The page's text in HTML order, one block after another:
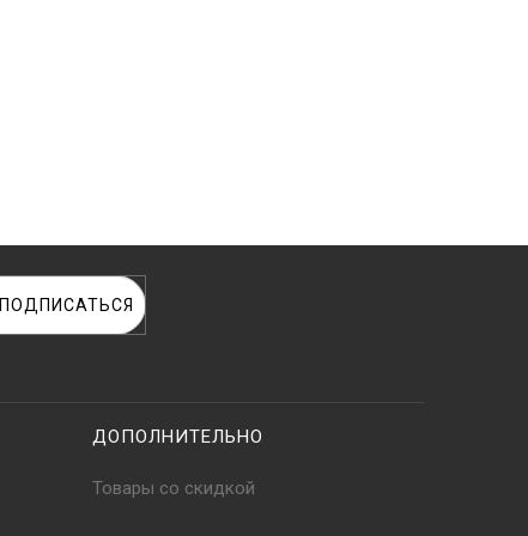
ПОДПИСАТЬСЯ
ДОПОЛНИТЕЛЬНО
Товары со скидкой